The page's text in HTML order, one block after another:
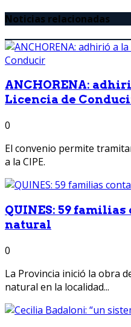
Noticias relacionadas
ANCHORENA:
Licencia de
0
El convenio permite
a la CIPE.
QUINES: 59
natural
0
La Provincia inició la obra
natural en la localidad...